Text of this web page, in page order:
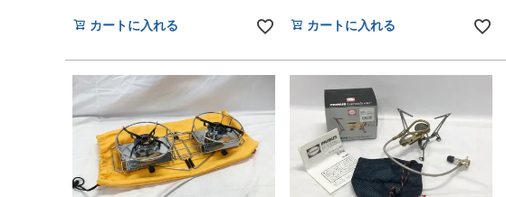
カートに入れる カートに入れる